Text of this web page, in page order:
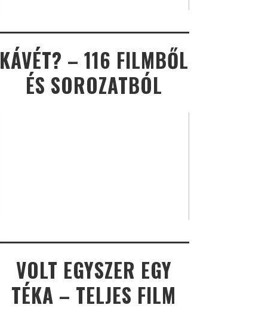
KÁVÉT? – 116 FILMBŐL
ÉS SOROZATBÓL
VOLT EGYSZER EGY
TÉKA – TELJES FILM